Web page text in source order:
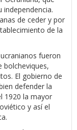
de ceder y por
de la
fueron
bolcheviques,
El gobierno de
defender la
1920 la mayor
y así el